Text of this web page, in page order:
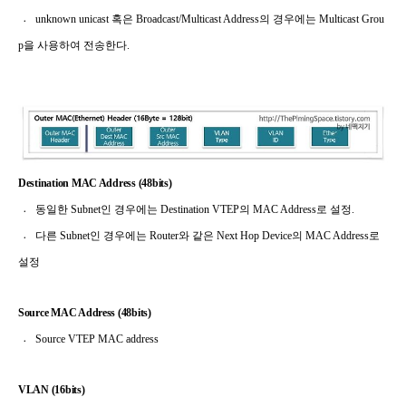
unknown unicast 혹은 Broadcast/Multicast Address의 경우에는 Multicast Grou
p을 사용하여 전송한다.
Destination MAC Address (48bits)
동일한 Subnet인 경우에는 Destination VTEP의 MAC Address로 설정.
다른 Subnet인 경우에는 Router와 같은 Next Hop Device의 MAC Address로
설정
Source MACAddress (48bits)
〮 Source VTEP MAC address
VLAN (16bits)